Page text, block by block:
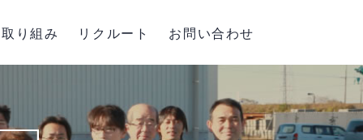
取り組み リクルート お問い合わせ